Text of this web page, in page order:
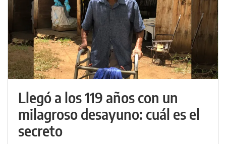
Llegó a los 119 años con un
milagroso desayuno: cuál es el
secreto